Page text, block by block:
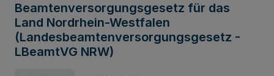
Beamtenversorgungsgesetz für das
Land Nordrhein-Westfalen
(Landesbeamtenversorgungsgesetz -
LBeamtVG NRW)